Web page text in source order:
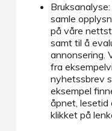
samle
på våre
samt til å
annonsering.
fra
nyhetssbrev
eksempel
åpnet,
klikket på